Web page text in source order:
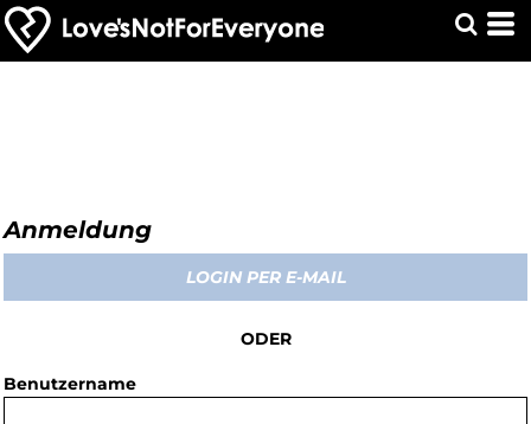
Anmeldung
LOGIN PER E-MAIL
ODER
Benutzername